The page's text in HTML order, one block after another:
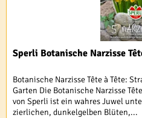
Sperli Botanische Narzisse
Botanische Narzisse Tête à Tête:
Garten Die Botanische Narzisse
von Sperli ist ein wahres Juwel
zierlichen, dunkelgelben Blüten,...